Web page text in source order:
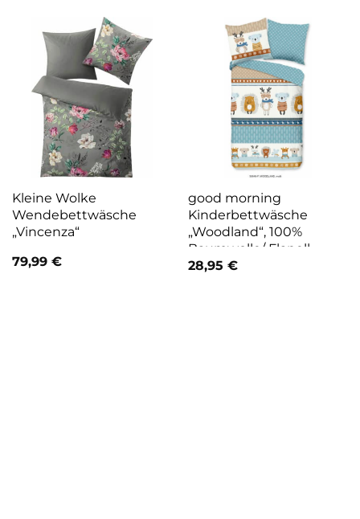
Kleine Wolke
Wendebettwäsche
„Vincenza“
79,99 €
good morning
Kinderbettwäsche
„Woodland“, 100%
Baumwolle/ Flanell
(Biber)
28,95 €